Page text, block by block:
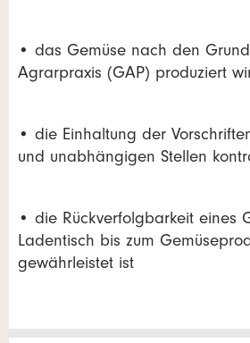
• das Gemüse nach den
Agrarpraxis (GAP) produziert
• die Einhaltung der
und unabhängigen Stellen
• die Rückverfolgbarkeit eines
Ladentisch bis zum
gewährleistet ist